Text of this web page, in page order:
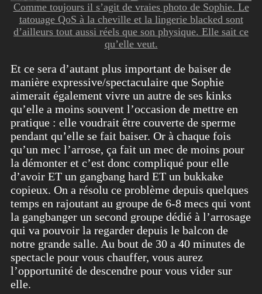
Comme toujours il s’agit de vraies photo de Sophie. Le
tatouage QoS à la cheville et la lingerie blacked sont
d’ailleurs tout aussi réels que son physique. Elle sait ce
qu’elle veut.
Et ce sera d’autant plus important de baiser de
manière expressive/spectaculaire que Sophie
aimerait également vivre un autre de ses kinks
qu’elle a moins souvent l’occasion de mettre en
pratique : elle voudrait être couverte de sperme
pendant qu’elle se fait baiser. Or à chaque fois
qu’un mec l’arrose, ça fait un mec de moins pour
la démonter et c’est donc compliqué pour elle
d’avoir ET un gangbang hard ET un bukkake
copieux. On a résolu ce problème depuis quelques
temps en rajoutant au groupe de 6-8 mecs qui vont
la gangbanger un second groupe dédié à l’arrosage
qui va pouvoir la regarder depuis le balcon de
notre grande salle. Au bout de 30 a 40 minutes de
spectacle pour vous chauffer, vous aurez
l’opportunité de descendre pour vous vider sur
elle.